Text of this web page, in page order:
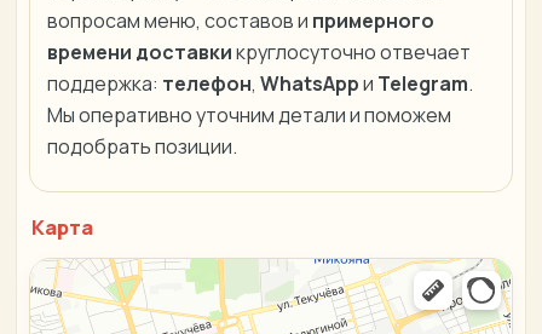
вопросам меню, составов и примерного
времени доставкикруглосуточно отвечает
поддержка: телефон,WhatsAppи Telegram.
Мы оперативно уточним детали и поможем
подобрать позиции.
Карта